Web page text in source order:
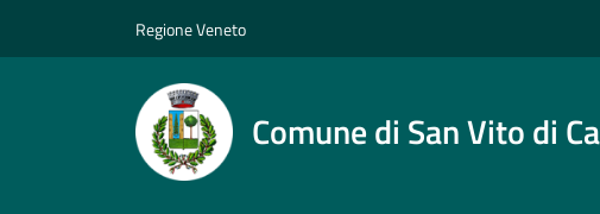
Regione Veneto
Comune di San Vito di